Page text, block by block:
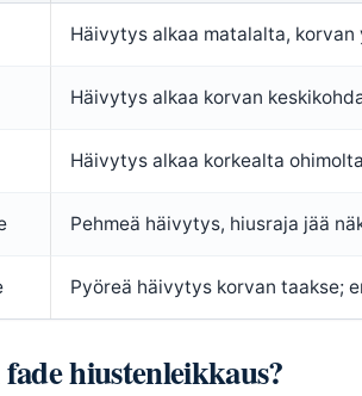
Häivytys alkaa matalalta,
Häivytys alkaa korvan
Häivytys alkaa korkealta
Pehmeä häivytys, hiusraja jää
Pyöreä häivytys korvan taakse;
hiustenleikkaus?